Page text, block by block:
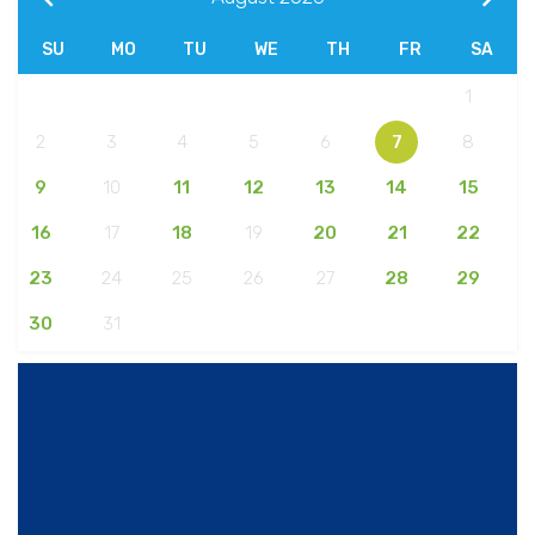
SU MO TU WE TH FR SA
1
2 3 4 5 6 7 8
9 10 11 12 13 14 15
16 17 18 19 20 21 22
23 24 25 26 27 28 29
30 31